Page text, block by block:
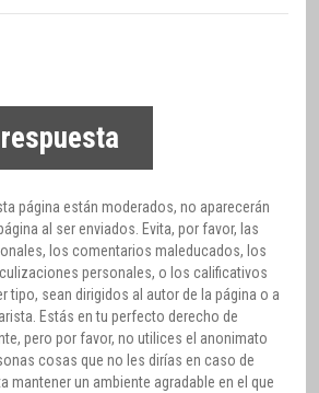
página están moderados, no aparecerán
al ser enviados. Evita, por favor, las
los comentarios maleducados, los
personales, o los calificativos
tipo, sean dirigidos al autor de la página o a
Estás en tu perfecto derecho de
pero por favor, no utilices el anonimato
cosas que no les dirías en caso de
mantener un ambiente agradable en el que